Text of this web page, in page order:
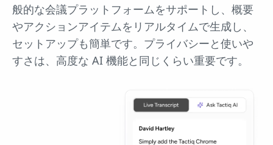
般的な会議プラットフォームをサポートし、概要
やアクションアイテムをリアルタイムで生成し、
セットアップも簡単です。プライバシーと使いや
すさは、高度な AI 機能と同じくらい重要です。